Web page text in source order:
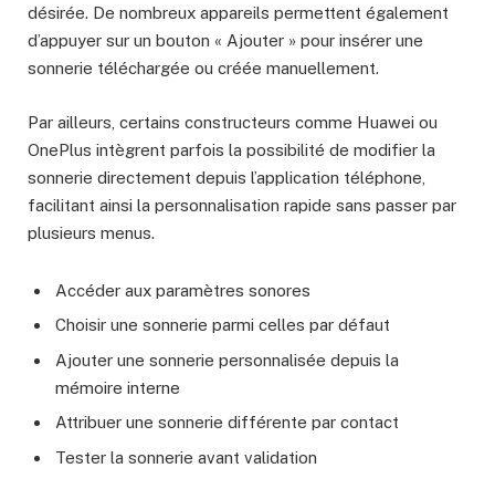
désirée. De nombreux appareils permettent également
d’appuyer sur un bouton « Ajouter » pour insérer une
sonnerie téléchargée ou créée manuellement.
Par ailleurs, certains constructeurs comme Huawei ou
OnePlus intègrent parfois la possibilité de modifier la
sonnerie directement depuis l’application téléphone,
facilitant ainsi la personnalisation rapide sans passer par
plusieurs menus.
Accéder aux paramètres sonores
Choisir une sonnerie parmi celles par défaut
Ajouter une sonnerie personnalisée depuis la
mémoire interne
Attribuer une sonnerie différente par contact
Tester la sonnerie avant validation